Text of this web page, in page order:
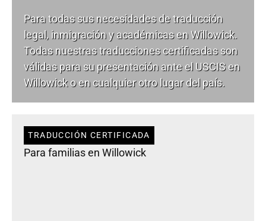
Para todas sus necesidades detraducción
legal, inmigración y académicas en Willowick.
Todas nuestras traducciones certificadas son
válidas para su presentación ante el USCIS en
Willowick o en cualquier otro lugar del país.
TRADUCCIÓN CERTIFICADA
Para familias en Willowick